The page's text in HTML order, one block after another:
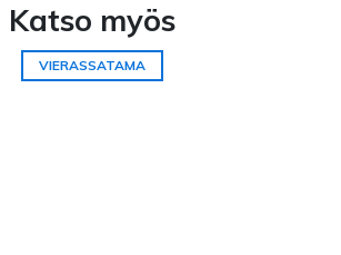
Katso myös
VIERASSATAMA